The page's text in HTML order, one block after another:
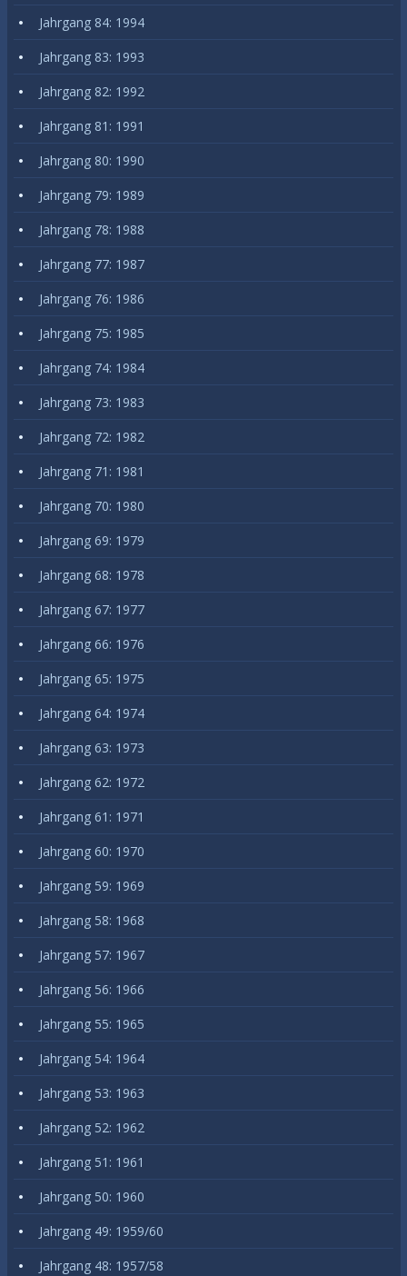
Jahrgang 84: 1994
Jahrgang 83: 1993
Jahrgang 82: 1992
Jahrgang 81: 1991
Jahrgang 80: 1990
Jahrgang 79: 1989
Jahrgang 78: 1988
Jahrgang 77: 1987
Jahrgang 76: 1986
Jahrgang 75: 1985
Jahrgang 74: 1984
Jahrgang 73: 1983
Jahrgang 72: 1982
Jahrgang 71: 1981
Jahrgang 70: 1980
Jahrgang 69: 1979
Jahrgang 68: 1978
Jahrgang 67: 1977
Jahrgang 66: 1976
Jahrgang 65: 1975
Jahrgang 64: 1974
Jahrgang 63: 1973
Jahrgang 62: 1972
Jahrgang 61: 1971
Jahrgang 60: 1970
Jahrgang 59: 1969
Jahrgang 58: 1968
Jahrgang 57: 1967
Jahrgang 56: 1966
Jahrgang 55: 1965
Jahrgang 54: 1964
Jahrgang 53: 1963
Jahrgang 52: 1962
Jahrgang 51: 1961
Jahrgang 50: 1960
Jahrgang 49: 1959/60
Jahrgang 48: 1957/58